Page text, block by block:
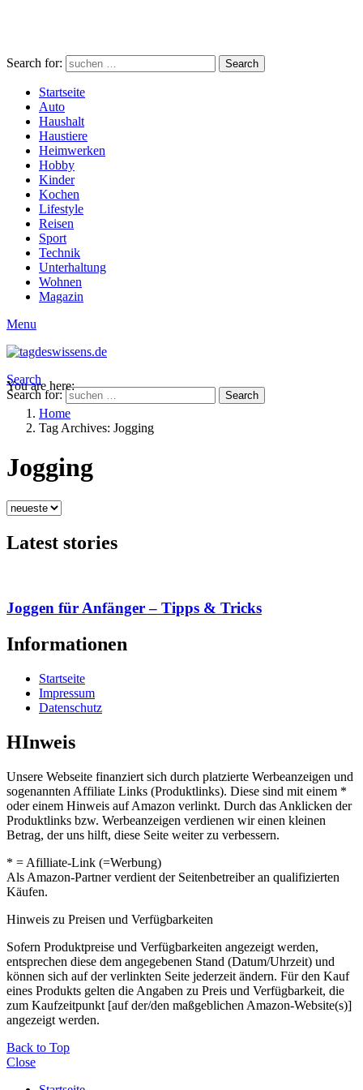
Search for: Search
Startseite
Auto
Haushalt
Haustiere
Heimwerken
Hobby
Kinder
Kochen
Lifestyle
Reisen
Sport
Technik
Unterhaltung
Wohnen
Magazin
Menu
Search
Search for:
Search
You are here:
Home
Tag Archives: Jogging
Jogging
Latest stories
Joggen für Anfänger – Tipps & Tricks
Informationen
Startseite
Impressum
Datenschutz
HInweis
Unsere Webseite finanziert sich durch platzierte Werbeanzeigen und
sogenannten Affiliate Links (Produktlinks). Diese sind mit einem *
oder einem Hinweis auf Amazon verlinkt. Durch das Anklicken der
Produktlinks bzw. Werbeanzeigen verdienen wir einen kleinen
Betrag, der uns hilft, diese Seite weiter zu verbessern.
* = Afilliate-Link (=Werbung)
Als Amazon-Partner verdient der Seitenbetreiber an qualifizierten
Käufen.
Hinweis zu Preisen und Verfügbarkeiten
Sofern Produktpreise und Verfügbarkeiten angezeigt werden,
entsprechen diese dem angegebenen Stand (Datum/Uhrzeit) und
können sich auf der verlinkten Seite jederzeit ändern. Für den Kauf
eines Produkts gelten die Angaben zu Preis und Verfügbarkeit, die
zum Kaufzeitpunkt [auf der/den maßgeblichen Amazon-Website(s)]
angezeigt werden.
Back to Top
Close